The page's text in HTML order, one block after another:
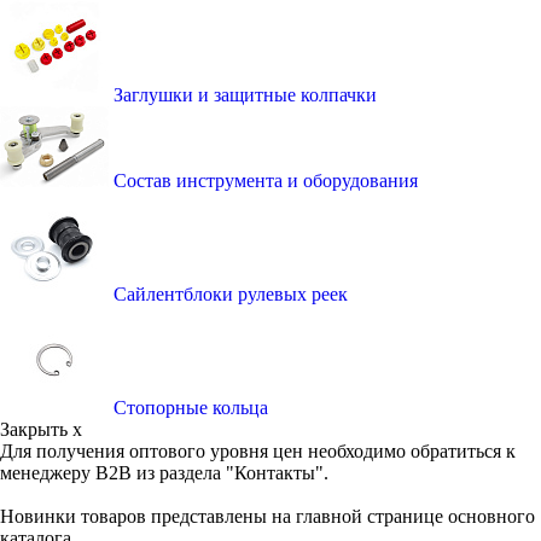
Заглушки и защитные колпачки
Состав инструмента и оборудования
Сайлентблоки рулевых реек
Стопорные кольца
Закрыть x
Для получения оптового уровня цен необходимо обратиться к
менеджеру B2B из раздела "Контакты".
Новинки товаров представлены на главной странице основного